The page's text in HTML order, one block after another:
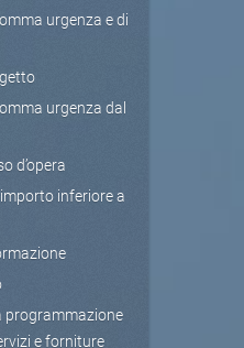
urgenza e di
urgenza dal
d’opera
inferiore a
e forniture